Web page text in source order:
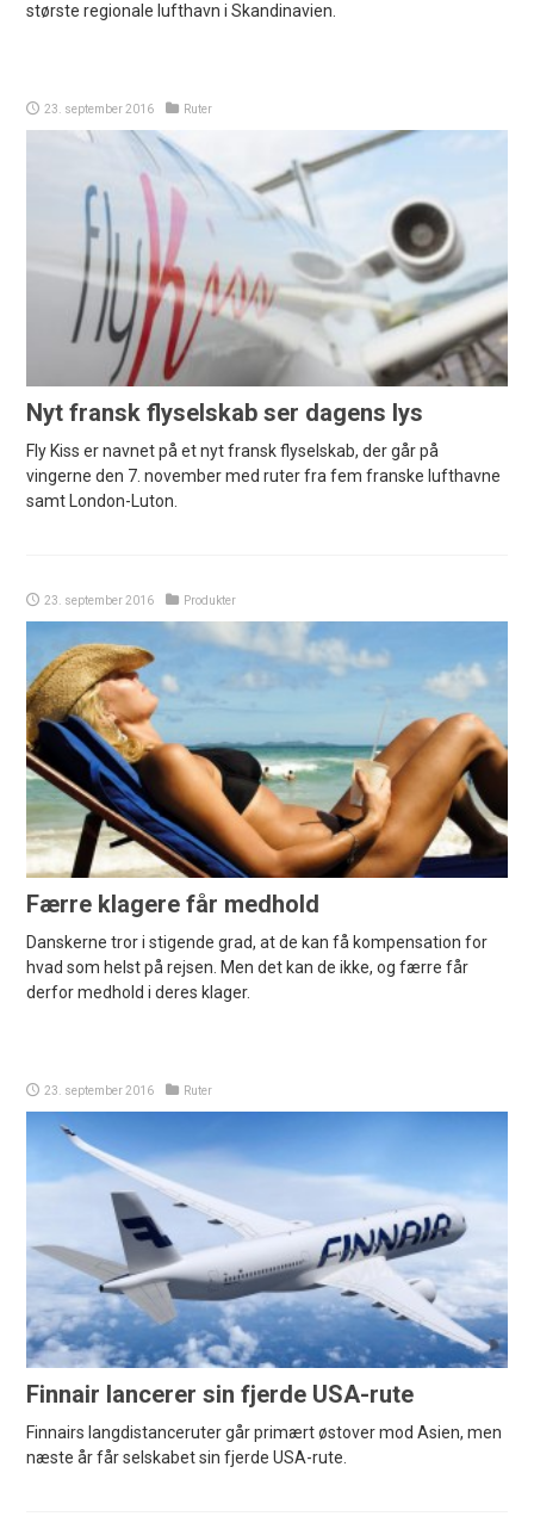
største regionale lufthavn i Skandinavien.
23. september 2016 Ruter
Nyt fransk flyselskab ser dagens lys
Fly Kiss er navnet på et nyt fransk flyselskab, der går på
vingerne den 7. november med ruter fra fem franske lufthavne
samt London-Luton.
23. september 2016 Produkter
Færre klagere får medhold
Danskerne tror i stigende grad, at de kan få kompensation for
hvad som helst på rejsen. Men det kan de ikke, og færre får
derfor medhold i deres klager.
23. september 2016 Ruter
Finnair lancerer sin fjerde USA-rute
Finnairs langdistanceruter går primært østover mod Asien, men
næste år får selskabet sin fjerde USA-rute.